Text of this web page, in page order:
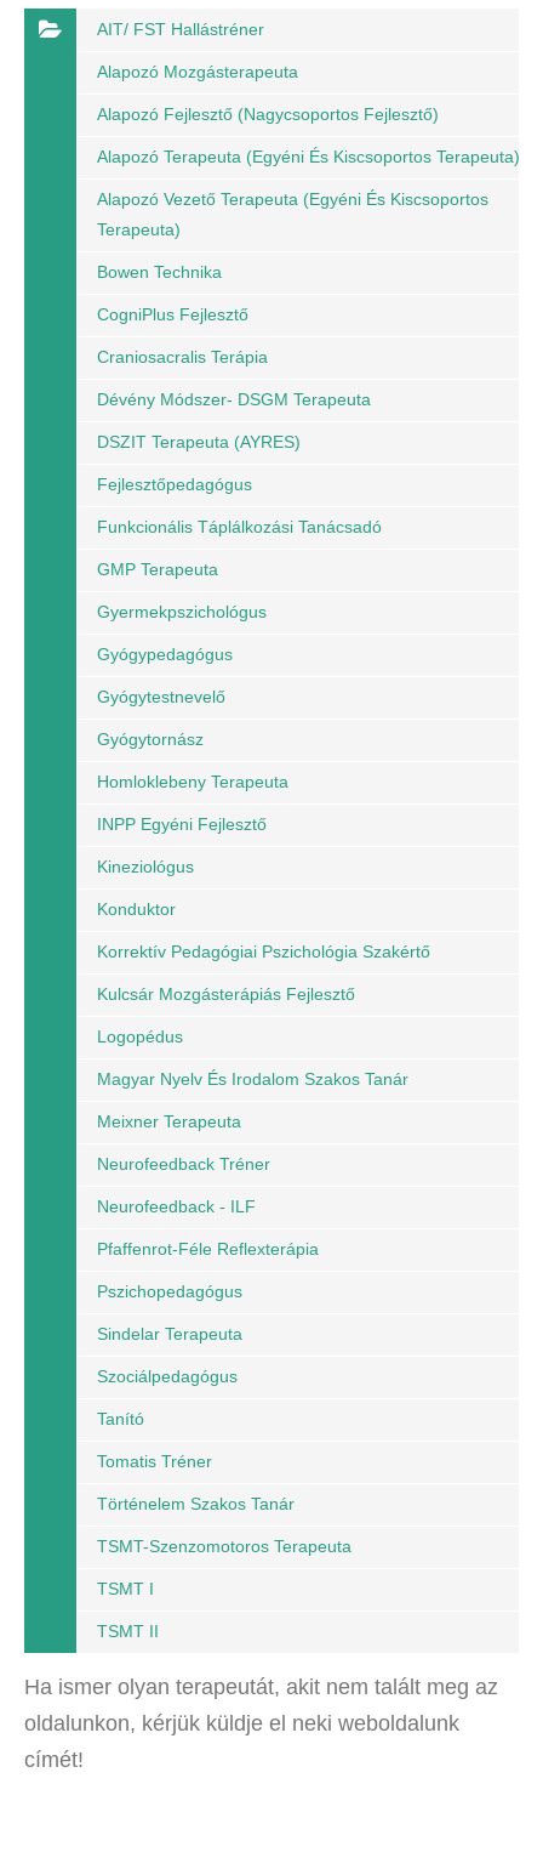
AIT/ FST Hallástréner
Alapozó Mozgásterapeuta
Alapozó Fejlesztő (nagycsoportos Fejlesztő)
Alapozó Terapeuta (egyéni És Kiscsoportos Terapeuta)
Alapozó Vezető Terapeuta (egyéni És Kiscsoportos
Terapeuta)
Bowen Technika
CogniPlus Fejlesztő
Craniosacralis Terápia
Dévény Módszer- DSGM Terapeuta
DSZIT Terapeuta (AYRES)
Fejlesztőpedagógus
Funkcionális Táplálkozási Tanácsadó
GMP Terapeuta
Gyermekpszichológus
Gyógypedagógus
Gyógytestnevelő
Gyógytornász
Homloklebeny Terapeuta
INPP Egyéni Fejlesztő
Kineziológus
Konduktor
Korrektív Pedagógiai Pszichológia Szakértő
Kulcsár Mozgásterápiás Fejlesztő
Logopédus
Magyar Nyelv És Irodalom Szakos Tanár
Meixner Terapeuta
Neurofeedback Tréner
Neurofeedback - ILF
Pfaffenrot-Féle Reflexterápia
Pszichopedagógus
Sindelar Terapeuta
Szociálpedagógus
Tanító
Tomatis Tréner
Történelem Szakos Tanár
TSMT-Szenzomotoros Terapeuta
TSMT I
TSMT II
Ha ismer olyan terapeutát, akit nem talált meg az
oldalunkon, kérjük küldje el neki weboldalunk
címét!